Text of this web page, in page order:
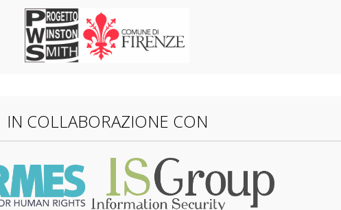
IN COLLABORAZIONE CON